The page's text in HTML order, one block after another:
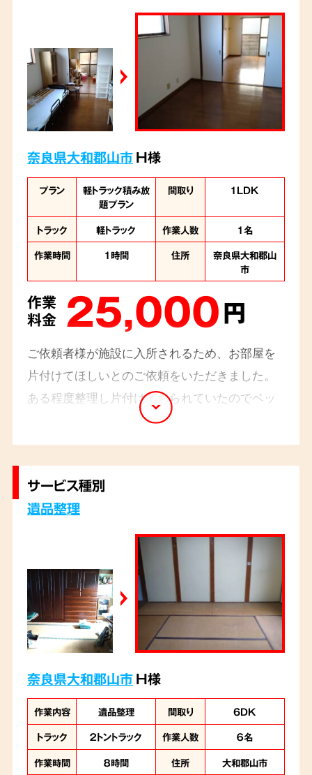
奈良県大和郡山市H様
プラン
軽トラック積み放
題プラン
間取り 1LDK
トラック 軽トラック 作業人数
1名
作業時間
1時間 住所
奈良県大和郡山
市
作業
料金 25,000円
ご依頼者様が施設に入所されるため、お部屋を
片付けてほしいとのご依頼をいただきました。
ある程度整理し片付けておられていたのでベッ
ドや衣装ケースなどの大型ごみを軽トラック積
み放題プランにて回収させていただきました。
サービス種別
遺品整理
奈良県大和郡山市H様
作業内容 遺品整理 間取り
6DK
トラック
２トントラック 作業人数
６名
作業時間
８時間 住所 大和郡山市